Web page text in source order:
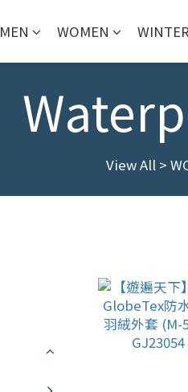
MEN WOMEN
View All>